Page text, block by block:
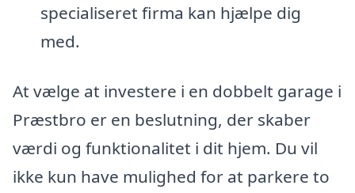
specialiseret firma kan hjælpe dig
med.
At vælge at investere i en dobbelt garage i
Præstbro er en beslutning, der skaber
værdi og funktionalitet i dit hjem. Du vil
ikke kun have mulighed for at parkere to